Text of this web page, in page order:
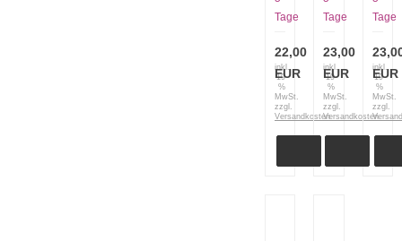
Etui
für
Tools
Zubehör
Tage
22,00
EUR
inkl.
19
%
MwSt.
zzgl.
Versandkosten
Tage
23,00
EUR
inkl.
19
%
MwSt.
zzgl.
Versandkosten
Tage
EUR
inkl.
19
%
MwSt.
zzgl.